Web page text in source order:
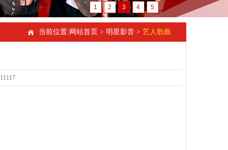
1 2 3 4 5
当前位置: 网站首页 > 明星影音 > 艺人歌曲